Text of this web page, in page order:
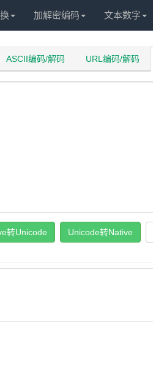
加解密编码 文本数字
ASCII编码/解码 URL编码/解码
转Unicode Unicode转Native